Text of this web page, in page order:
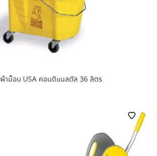
าม็อบ USA คอนติแนลตัล 36 ลิตร